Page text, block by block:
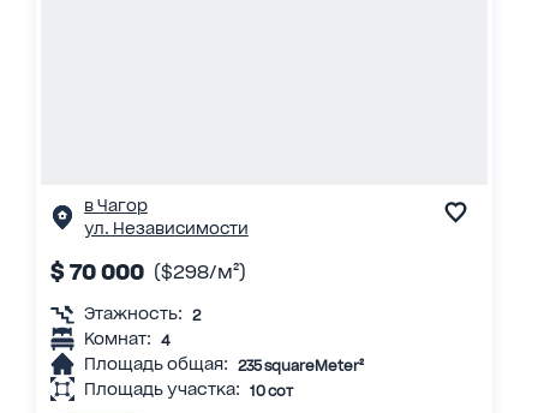
в Чагор
ул. Независимости
$ 70 000 ($298/м²)
Этажность: 2
Комнат: 4
Площадь общая: 235 squareMeter²
Площадь участка: 10 сот